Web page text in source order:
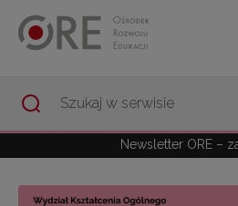
Newsletter ORE –